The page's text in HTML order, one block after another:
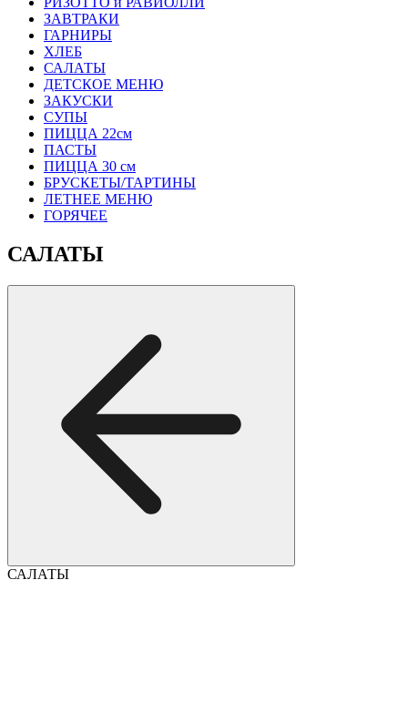
ЗАВТРАКИ
ГАРНИРЫ
ХЛЕБ
САЛАТЫ
ДЕТСКОЕ МЕНЮ
ЗАКУСКИ
СУПЫ
ПИЦЦА 22см
ПАСТЫ
ПИЦЦА 30 см
БРУСКЕТЫ/ТАРТИНЫ
ЛЕТНЕЕ МЕНЮ
ГОРЯЧЕЕ
САЛАТЫ
САЛАТЫ